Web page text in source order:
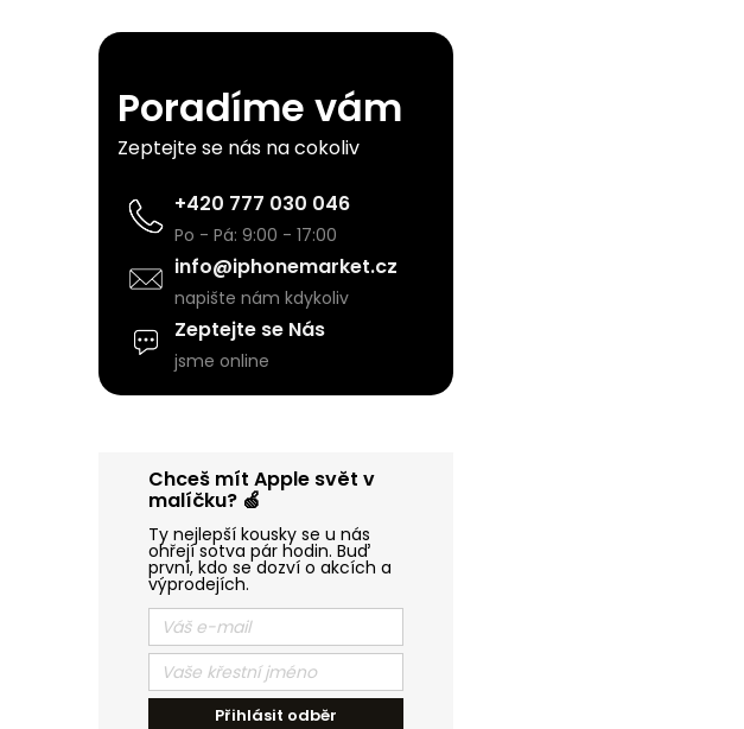
r
a
n
a
Poradíme vám
Zeptejte se nás na cokoliv
+420 777 030 046
Po - Pá: 9:00 - 17:00
info@iphonemarket.cz
napište nám kdykoliv
Zeptejte se Nás
jsme online
Chceš mít Apple svět v
malíčku? 🍏
Ty nejlepší kousky se u nás
ohřejí sotva pár hodin. Buď
první, kdo se dozví o akcích a
výprodejích.
Přihlásit odběr